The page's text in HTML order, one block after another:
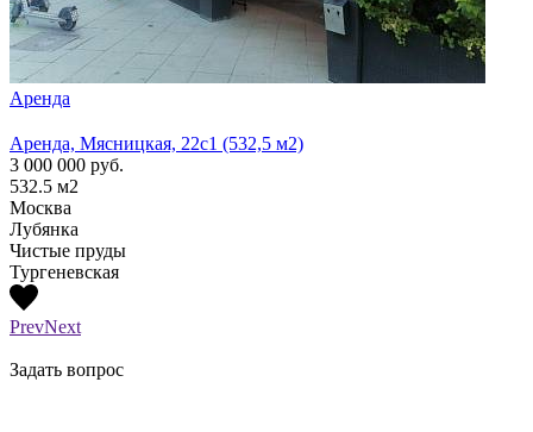
Аренда
Аренда, Мясницкая, 22с1 (532,5 м2)
3 000 000 руб.
532.5 м2
Москва
Лубянка
Чистые пруды
Тургеневская
PrevNext
Задать вопрос